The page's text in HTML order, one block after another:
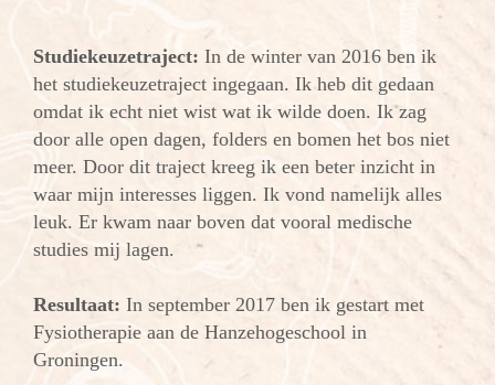
Studiekeuzetraject: In de winter van 2016 ben ik
het studiekeuzetraject ingegaan. Ik heb dit gedaan
omdat ik echt niet wist wat ik wilde doen. Ik zag
door alle open dagen, folders en bomen het bos niet
meer. Door dit traject kreeg ik een beter inzicht in
waar mijn interesses liggen. Ik vond namelijk alles
leuk. Er kwam naar boven dat vooral medische
studies mij lagen.
Resultaat: In september 2017 ben ik gestart met
Fysiotherapie aan de Hanzehogeschool in
Groningen.